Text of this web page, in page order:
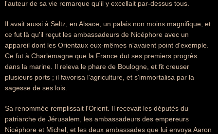
l'auteur de sa vie remarque qu'il y excellait par-dessus tous.
Il avait aussi à Seltz, en Alsace, un palais non moins magnifique, et
ce fut là qu'il reçut les ambassadeurs de Nicéphore avec un
appareil dont les Orientaux eux-mêmes n'avaient point d'exemple.
Ce fut à Charlemagne que la France dut ses premiers progrès
dans la marine. Il releva le phare de Boulogne, et fit creuser
plusieurs ports ; il favorisa l'agriculture, et s'immortalisa par la
sagesse de ses lois.
Sa renommée remplissait l'Orient. Il recevait les députés du
patriarche de Jérusalem, les ambassadeurs des empereurs
Nicéphore et Michel, et les deux ambassades que lui envoya Aaron